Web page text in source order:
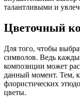
талантливыми и
Цветочный
Для того, чтобы
символов. Ведь
композиции может
данный момент. Тем,
флористических
цветы.